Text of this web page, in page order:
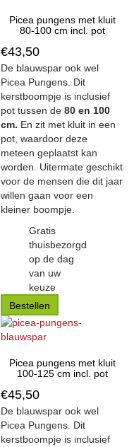
Picea pungens met kluit
80-100 cm incl. pot
€43,50
De blauwspar ook wel
Picea Pungens. Dit
kerstboompje is inclusief
pot tussen de 80 en 100
cm. En zit met kluit in een
pot, waardoor deze
meteen geplaatst kan
worden. Uitermate geschikt
voor de mensen die dit jaar
willen gaan voor een
kleiner boompje.
Gratis
thuisbezorgd
op de dag
van uw
keuze
Bestellen
Picea pungens met kluit
100-125 cm incl. pot
€45,50
De blauwspar ook wel
Picea Pungens. Dit
kerstboompje is inclusief